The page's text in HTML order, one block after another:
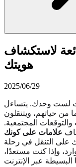
لاستكشاف
هويتك
2025/06/29
لست وحدك. يتساءل
من حياتهم، ويتنقلون
المجتمعية.
علامات على كونك
على التنقل في رحلة
وإذا كنت مستعدًا،